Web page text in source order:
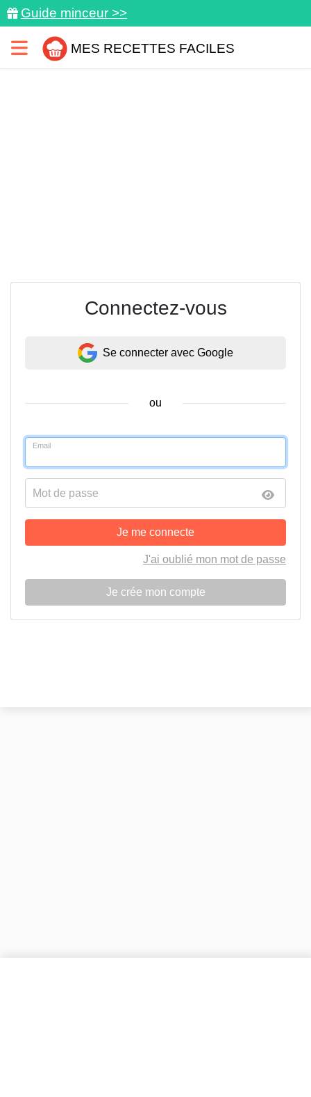
Guide minceur >>
MES RECETTES FACILES
Connectez-vous
Se connecter avec Google
ou
Email
Mot de passe
Je me connecte
J'ai oublié mon mot de passe
Je crée mon compte